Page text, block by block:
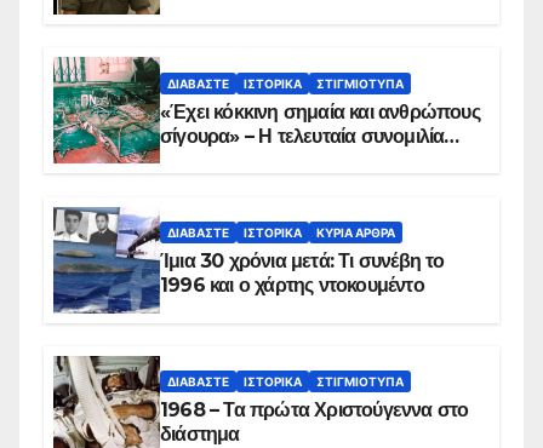
ΔΙΑΒΆΣΤΕ ΙΣΤΟΡΙΚΆ ΣΤΙΓΜΙΌΤΥΠΑ
«Έχει κόκκινη σημαία και ανθρώπους
σίγουρα» – Η τελευταία συνομιλία
ΔΙΑΒΆΣΤΕ ΙΣΤΟΡΙΚΆ ΚΥΡΙΑ ΑΡΘΡΑ
Ίμια 30 χρόνια μετά: Τι συνέβη το
1996 και ο χάρτης ντοκουμέντο
ΔΙΑΒΆΣΤΕ ΙΣΤΟΡΙΚΆ ΣΤΙΓΜΙΌΤΥΠΑ
1968 – Τα πρώτα Χριστούγεννα στο
διάστημα